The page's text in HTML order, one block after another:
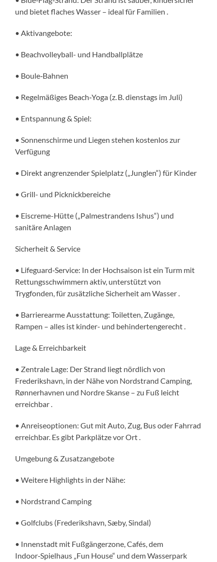
und bietet flaches Wasser – ideal für Familien .
• Aktivangebote:
• Beachvolleyball- und Handballplätze
• Boule‑Bahnen
• Regelmäßiges Beach‑Yoga (z. B. dienstags im Juli)
• Entspannung & Spiel:
• Sonnenschirme und Liegen stehen kostenlos zur
Verfügung
• Direkt angrenzender Spielplatz („Junglen“) für Kinder
• Grill- und Picknickbereiche
• Eiscreme-Hütte („Palmestrandens Ishus“) und
sanitäre Anlagen
Sicherheit & Service
• Lifeguard‑Service: In der Hochsaison ist ein Turm mit
Rettungsschwimmern aktiv, unterstützt von
Trygfonden, für zusätzliche Sicherheit am Wasser .
• Barrierearme Ausstattung: Toiletten, Zugänge,
Rampen – alles ist kinder- und behindertengerecht .
Lage & Erreichbarkeit
• Zentrale Lage: Der Strand liegt nördlich von
Frederikshavn, in der Nähe von Nordstrand Camping,
Rønnerhavnen und Nordre Skanse – zu Fuß leicht
erreichbar .
• Anreiseoptionen: Gut mit Auto, Zug, Bus oder Fahrrad
erreichbar. Es gibt Parkplätze vor Ort .
Umgebung & Zusatzangebote
• Weitere Highlights in der Nähe:
• Nordstrand Camping
• Golfclubs (Frederikshavn, Sæby, Sindal)
• Innenstadt mit Fußgängerzone, Cafés, dem
Indoor‑Spielhaus „Fun House“ und dem Wasserpark